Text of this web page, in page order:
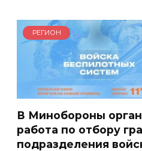
РЕГИОН
В Минобороны
работа по отбору
подразделения